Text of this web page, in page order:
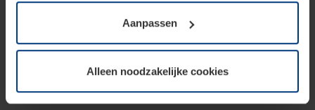
onze pagina's absoluut noodzakelijk is. Voor alle andere
soorten cookies is uw toestemming vereist. Uw
toestemming kunt u op elk moment bij de uitleg van de
wijzigen of herroepen.
Aanpassen
Alleen noodzakelijke cookies